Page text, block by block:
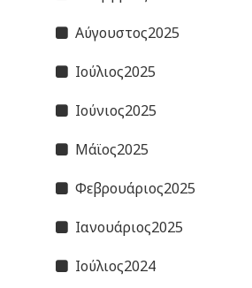
Αύγουστος2025
Ιούλιος2025
Ιούνιος2025
Μάϊος2025
Φεβρουάριος2025
Ιανουάριος2025
Ιούλιος2024